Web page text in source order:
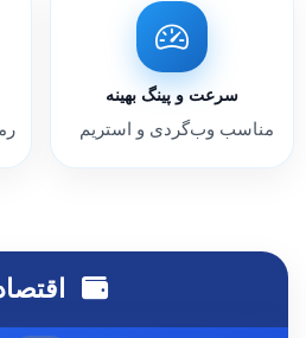
سرعت و پینگ بهینه
مناسب وب‌گردی و استریم